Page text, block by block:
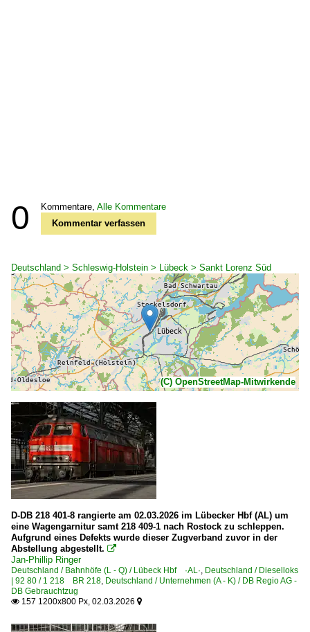
0 Kommentare, Alle Kommentare
Kommentar verfassen
Deutschland > Schleswig-Holstein > Lübeck > Sankt Lorenz Süd
(C) OpenStreetMap-Mitwirkende
D-DB 218 401-8 rangierte am 02.03.2026 im Lübecker Hbf (AL) um
eine Wagengarnitur samt 218 409-1 nach Rostock zu schleppen.
Aufgrund eines Defekts wurde dieser Zugverband zuvor in der
Abstellung abgestellt. 
Jan-Phillip Ringer
Deutschland / Bahnhöfe (L - Q) / Lübeck Hbf ·AL·, Deutschland / Dieselloks
| 92 80 / 1 218 BR 218, Deutschland / Unternehmen (A - K) / DB Regio AG -
DB Gebrauchtzug
 157 1200x800 Px, 02.03.2026 